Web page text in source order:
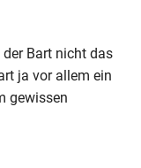
Bart nicht das
ja vor allem ein
gewissen